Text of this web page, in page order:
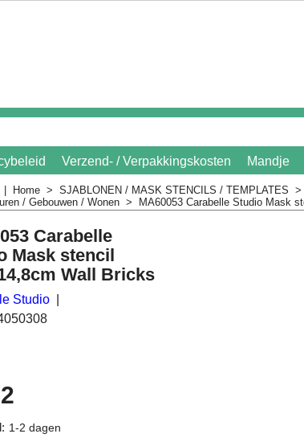
Verzend- / Verpakkingskosten Mandje
Home > SJABLONEN / MASK STENCILS / TEMPLATES >
/ Gebouwen / Wonen > MA60053 Carabelle Studio Mask
Carabelle
Mask stencil
Wall Bricks
Studio
1-2 dagen